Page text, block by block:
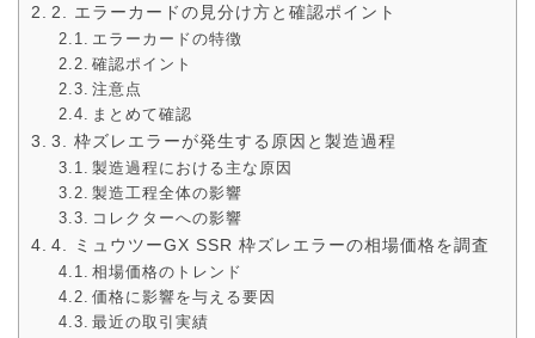
2. エラーカードの見分け方と確認ポイント
エラーカードの特徴
確認ポイント
注意点
まとめて確認
3. 枠ズレエラーが発生する原因と製造過程
製造過程における主な原因
製造工程全体の影響
コレクターへの影響
4. ミュウツーGX SSR 枠ズレエラーの相場価格を調査
相場価格のトレンド
価格に影響を与える要因
最近の取引実績